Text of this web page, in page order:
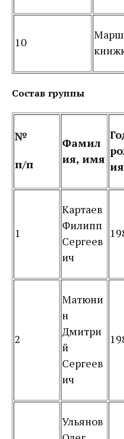
10
Состав группы
№
п/п
Фамил
ия, имя
ия
1
Картаев
Филипп
Сергеев
ич
2
Матюни
н
Дмитри
й
Сергеев
ич
Ульянов